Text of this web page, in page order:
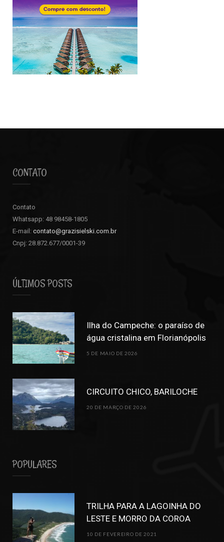
CONTATO
Contato
Whatsapp: 48 98458-1805
E-mail: contato@grazisielski.com.br
Cnpj: 28.872.677/0001-39
ÚLTIMOS POSTS
Ilha do Campeche: o paraíso de
água cristalina em Florianópolis
5 DE MAIO DE 2026
CIRCUITO CHICO, BARILOCHE
20 DE MARÇO DE 2026
POPULARES
TRILHA PARA A LAGOINHA DO
LESTE E MORRO DA COROA
10 DE FEVEREIRO DE 2021